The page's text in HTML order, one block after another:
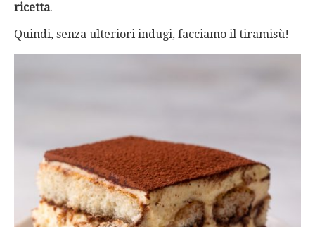
ricetta.
Quindi, senza ulteriori indugi, facciamo il tiramisù!